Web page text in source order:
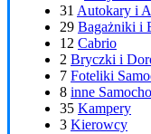
31 Autokary i
29 Bagażniki i
12 Cabrio
2 Bryczki i
7 Foteliki
8 inne
35 Kampery
3 Kierowcy